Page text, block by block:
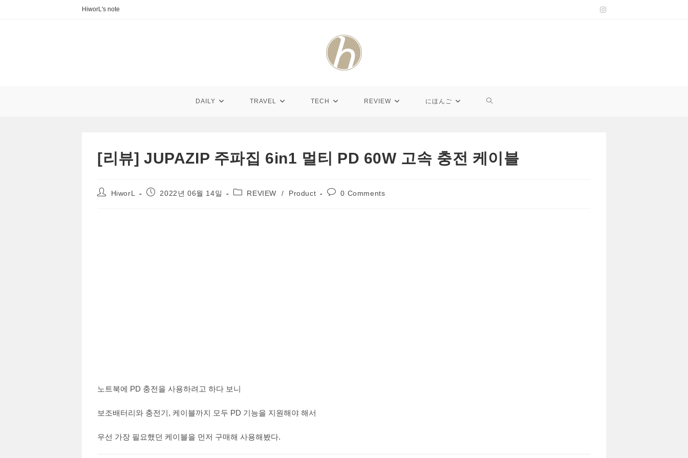
HiworL's note
DAILY TRAVEL TECH REVIEW にほんご TOGGLE
SEARCH
[리뷰] JUPAZIP 주파집 6in1 멀티 PD 60W 고속 충전 케이블
PostHiworL
Post2022년 06월 14일
PostREVIEW / Product
Post0 Comments
노트북에 PD 충전을 사용하려고 하다 보니
보조배터리와 충전기, 케이블까지 모두 PD 기능을 지원해야 해서
우선 가장 필요했던 케이블을 먼저 구매해 사용해봤다.